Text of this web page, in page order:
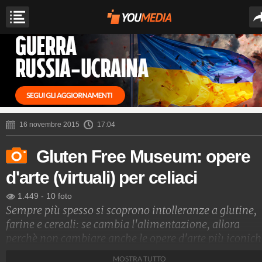
16 novembre 2015 17:04
Gluten Free Museum: opere
d'arte (virtuali) per celiaci
1.449 - 10 foto
Sempre più spesso si scoprono intolleranze a glutine,
farine e cereali: se cambia l'alimentazione, allora
perchè non cambiare anche le opere d'arte più
MOSTRA TUTTO